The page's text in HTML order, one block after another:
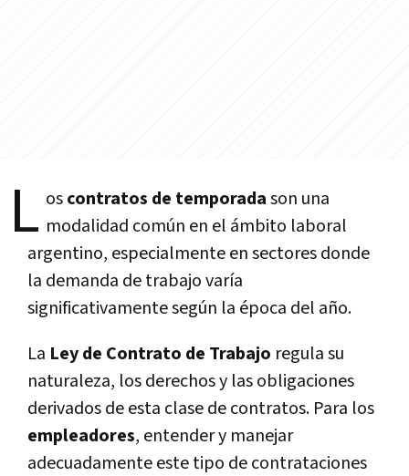
L oscontratos de temporadason una
modalidad común en el ámbito laboral
argentino, especialmente en sectores donde
la demanda de trabajo varía
significativamente según la época del año.
La Ley de Contrato de Trabajo regula su
naturaleza, los derechos y las obligaciones
derivados de esta clase de contratos. Para los
empleadores, entender y manejar
adecuadamente este tipo de contrataciones